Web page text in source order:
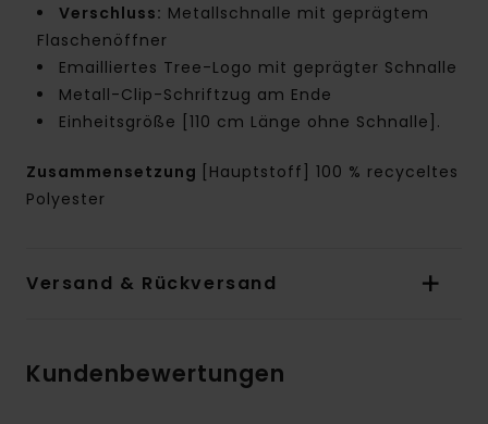
Verschluss: Metallschnalle mit geprägtem
Flaschenöffner
Emailliertes Tree-Logo mit geprägter Schnalle
Metall-Clip-Schriftzug am Ende
Einheitsgröße [110 cm Länge ohne Schnalle].
Zusammensetzung [Hauptstoff] 100 % recyceltes
Polyester
Versand & Rückversand
Kundenbewertungen